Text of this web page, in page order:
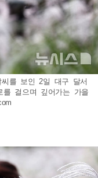
를 보인 2일 대구 달서
걸으며 깊어가는 가을